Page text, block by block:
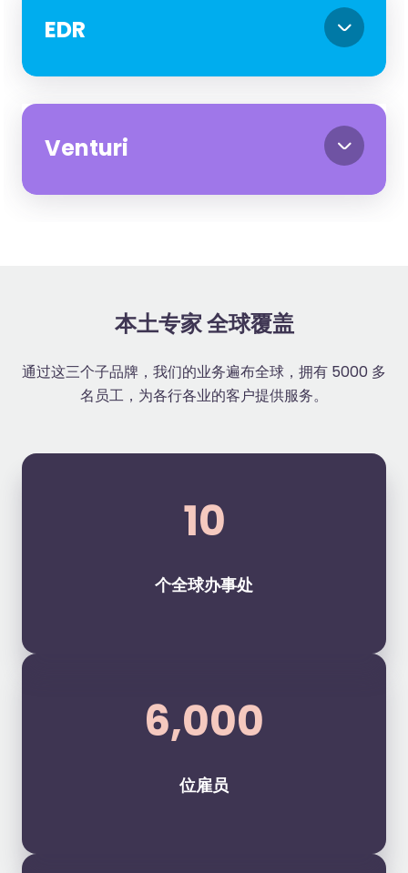
EDR
Venturi
本土专家 全球覆盖
通过这三个子品牌，我们的业务遍布全球，拥有 5000 多
名员工，为各行各业的客户提供服务。
6,000
位雇员
10
个全球办事处